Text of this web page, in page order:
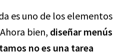
es uno de los elementos
bien, diseñar menús
no es una tarea